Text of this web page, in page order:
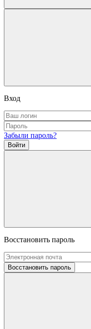
Вход
Забыли пароль?
Войти
Восстановить пароль
Восстановить пароль